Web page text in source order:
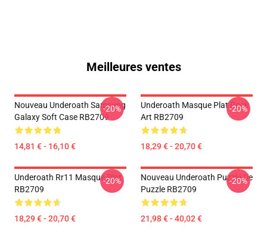
Meilleures ventes
Nouveau Underoath Samsung
Galaxy Soft Case RB2709
14,81 € - 16,10 €
-20%
Underoath Masque Plat Rock
Art RB2709
18,29 € - 20,70 €
-20%
Underoath Rr11 Masque Plat
RB2709
18,29 € - 20,70 €
-20%
Nouveau Underoath Puzzle De
Puzzle RB2709
21,98 € - 40,02 €
-20%